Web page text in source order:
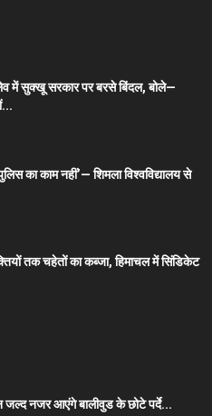
में सुक्खू सरकार पर बरसे बिंदल, बोले—
का काम नहीं’— शिमला विश्वविद्यालय से
तक चहेतों का कब्जा, हिमाचल में सिंडिकेट
नजर आएंगे बालीवुड के छोटे पर्दे...